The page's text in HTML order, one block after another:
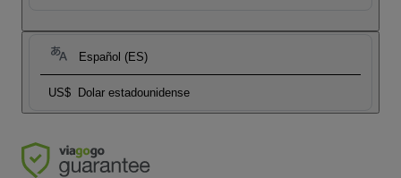
Español (ES)
US$ Dolar estadounidense